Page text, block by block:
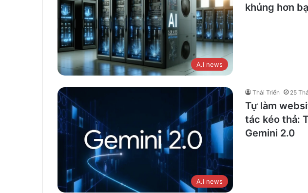
A.I news
khủng hơn
A.I news
Thái Triển 25
Tự làm
tác kéo thả:
Gemini 2.0